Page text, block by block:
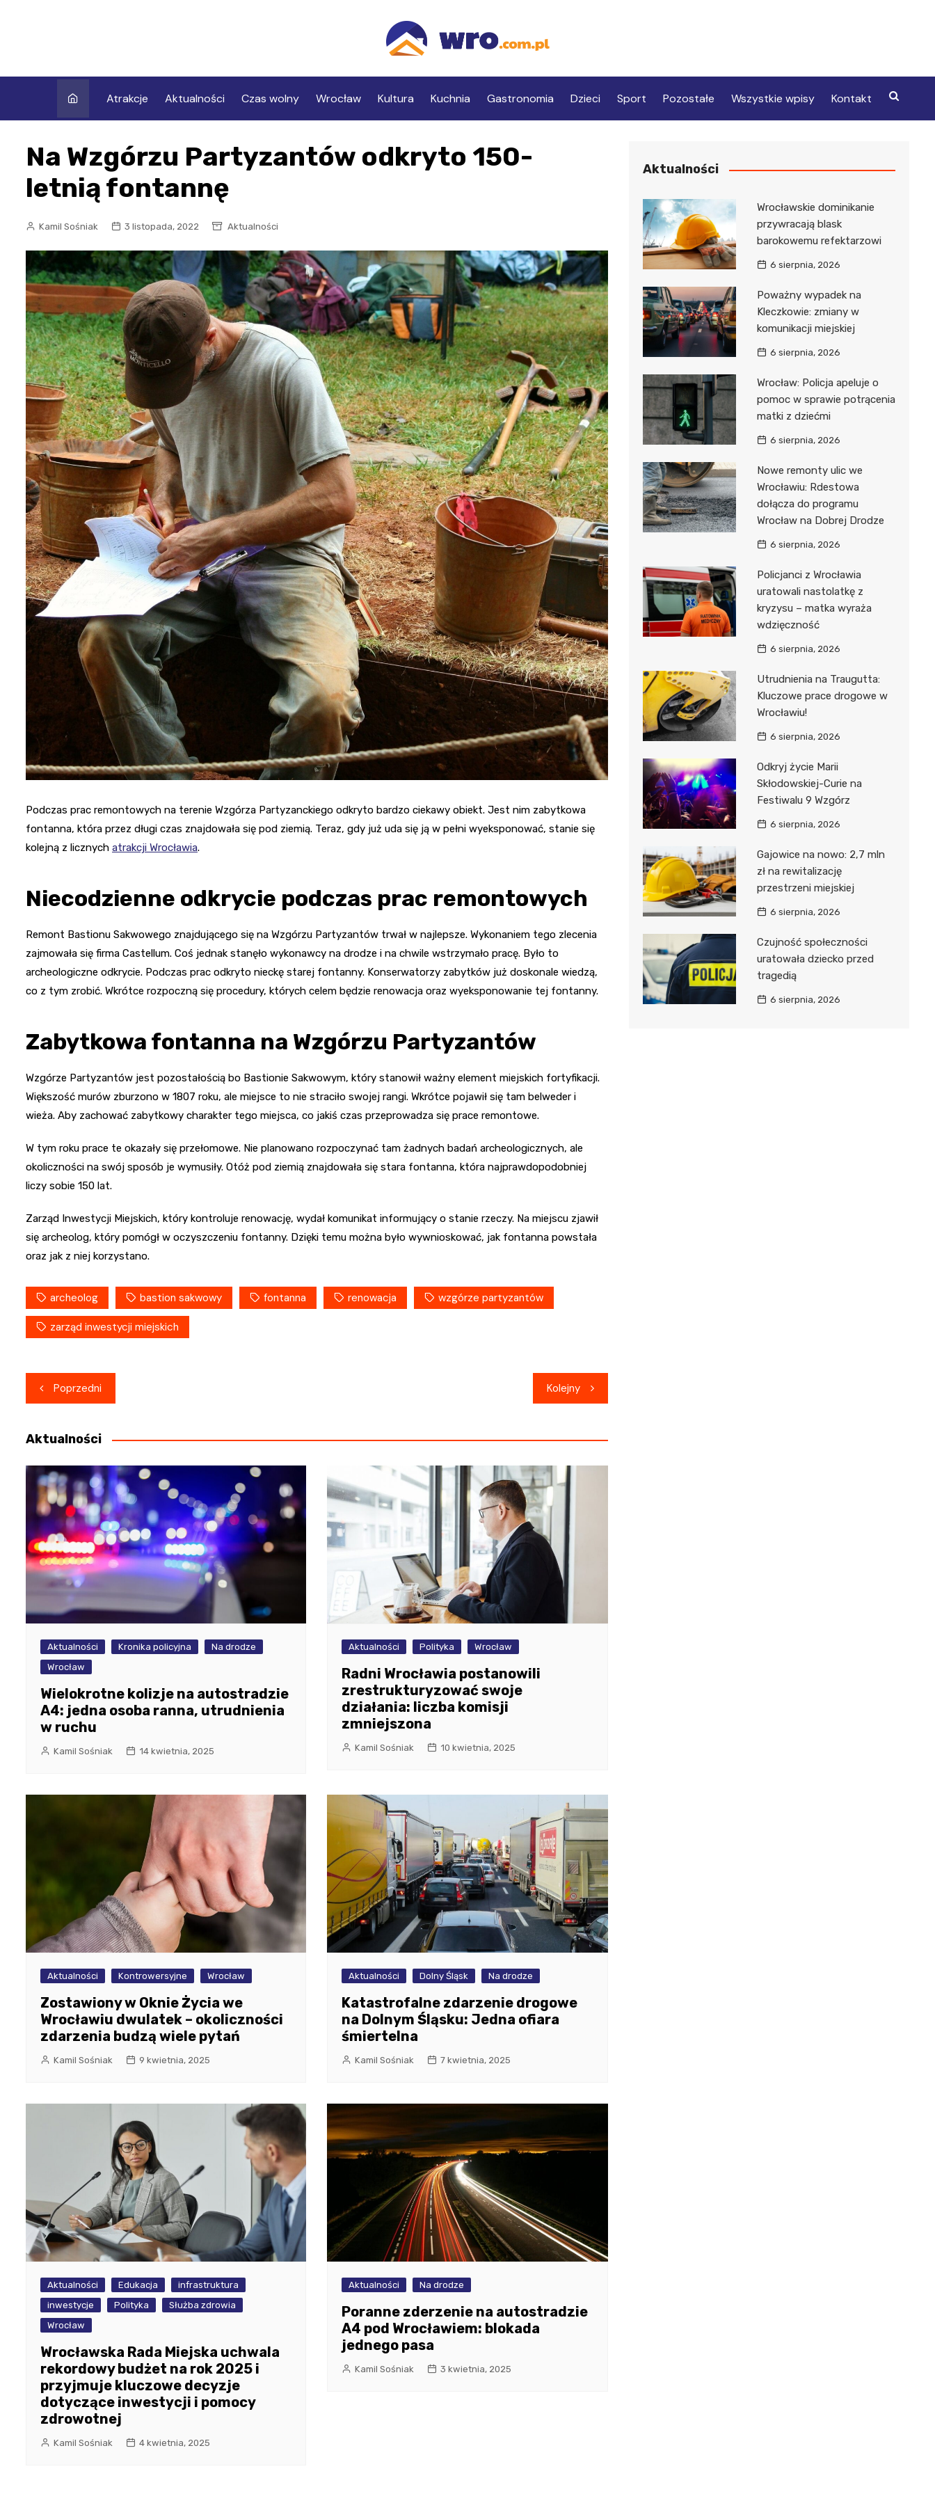
Atrakcje Aktualności Czas wolny Wrocław Kultura Kuchnia Gastronomia Dzieci Sport Pozostałe Wszystkie wpisy Kontakt
Na Wzgórzu Partyzantów odkryto 150-
letnią fontannę
Kamil Sośniak 3 listopada, 2022 Aktualności
Podczas prac remontowych na terenie Wzgórza Partyzanckiego odkryto bardzo ciekawy obiekt. Jest nim zabytkowa
fontanna, która przez długi czas znajdowała się pod ziemią. Teraz, gdy już uda się ją w pełni wyeksponować, stanie się
kolejną z licznych atrakcji Wrocławia.
Niecodzienne odkrycie podczas prac remontowych
Remont Bastionu Sakwowego znajdującego się na Wzgórzu Partyzantów trwał w najlepsze. Wykonaniem tego zlecenia
zajmowała się firma Castellum. Coś jednak stanęło wykonawcy na drodze i na chwile wstrzymało pracę. Było to
archeologiczne odkrycie. Podczas prac odkryto nieckę starej fontanny. Konserwatorzy zabytków już doskonale wiedzą,
co z tym zrobić. Wkrótce rozpoczną się procedury, których celem będzie renowacja oraz wyeksponowanie tej fontanny.
Zabytkowa fontanna na Wzgórzu Partyzantów
Wzgórze Partyzantów jest pozostałością bo Bastionie Sakwowym, który stanowił ważny element miejskich fortyfikacji.
Większość murów zburzono w 1807 roku, ale miejsce to nie straciło swojej rangi. Wkrótce pojawił się tam belweder i
wieża. Aby zachować zabytkowy charakter tego miejsca, co jakiś czas przeprowadza się prace remontowe.
W tym roku prace te okazały się przełomowe. Nie planowano rozpoczynać tam żadnych badań archeologicznych, ale
okoliczności na swój sposób je wymusiły. Otóż pod ziemią znajdowała się stara fontanna, która najprawdopodobniej
liczy sobie 150 lat.
Zarząd Inwestycji Miejskich, który kontroluje renowację, wydał komunikat informujący o stanie rzeczy. Na miejscu zjawił
się archeolog, który pomógł w oczyszczeniu fontanny. Dzięki temu można było wywnioskować, jak fontanna powstała
oraz jak z niej korzystano.
archeolog bastion sakwowy fontanna renowacja wzgórze partyzantów
zarząd inwestycji miejskich
Nawigacja
wpisu
Poprzedni Kolejny
Aktualności
Aktualności Kronika policyjna
Na drodze
Wrocław
Wielokrotne kolizje na autostradzie
A4: jedna osoba ranna, utrudnienia
w ruchu
Kamil Sośniak 14 kwietnia, 2025
Aktualności Polityka Wrocław
Radni Wrocławia postanowili
zrestrukturyzować swoje
działania: liczba komisji
zmniejszona
Kamil Sośniak 10 kwietnia, 2025
Aktualności Kontrowersyjne Wrocław
Zostawiony w Oknie Życia we
Wrocławiu dwulatek – okoliczności
zdarzenia budzą wiele pytań
Kamil Sośniak 9 kwietnia, 2025
Aktualności Dolny Śląsk Na drodze
Katastrofalne zdarzenie drogowe
na Dolnym Śląsku: Jedna ofiara
śmiertelna
Kamil Sośniak 7 kwietnia, 2025
Aktualności Edukacja
infrastruktura
inwestycje
Polityka
Służba zdrowia
Wrocław
Wrocławska Rada Miejska uchwala
rekordowy budżet na rok 2025 i
przyjmuje kluczowe decyzje
dotyczące inwestycji i pomocy
zdrowotnej
Kamil Sośniak 4 kwietnia, 2025
Aktualności Na drodze
Poranne zderzenie na autostradzie
A4 pod Wrocławiem: blokada
jednego pasa
Kamil Sośniak 3 kwietnia, 2025
Aktualności
Wrocławskie dominikanie
przywracają blask
barokowemu refektarzowi
6 sierpnia, 2026
Poważny wypadek na
Kleczkowie: zmiany w
komunikacji miejskiej
6 sierpnia, 2026
Wrocław: Policja apeluje o
pomoc w sprawie potrącenia
matki z dziećmi
6 sierpnia, 2026
Nowe remonty ulic we
Wrocławiu: Rdestowa
dołącza do programu
Wrocław na Dobrej Drodze
6 sierpnia, 2026
Policjanci z Wrocławia
uratowali nastolatkę z
kryzysu – matka wyraża
wdzięczność
6 sierpnia, 2026
Utrudnienia na Traugutta:
Kluczowe prace drogowe w
Wrocławiu!
6 sierpnia, 2026
Odkryj życie Marii
Skłodowskiej-Curie na
Festiwalu 9 Wzgórz
6 sierpnia, 2026
Gajowice na nowo: 2,7 mln
zł na rewitalizację
przestrzeni miejskiej
6 sierpnia, 2026
Czujność społeczności
uratowała dziecko przed
tragedią
6 sierpnia, 2026